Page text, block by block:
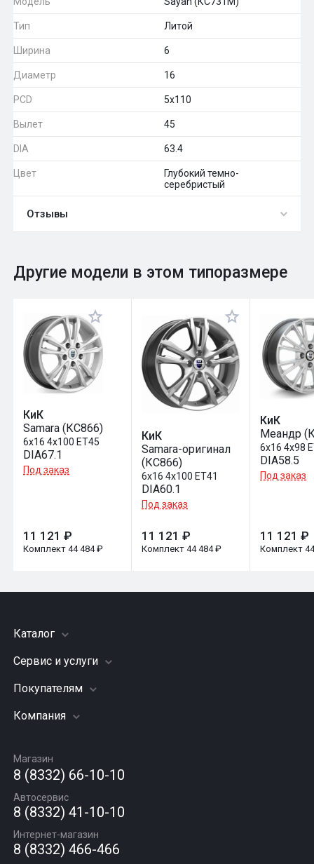
Тип Литой
Ширина 6
Диаметр 16
PCD 5x110
Вылет 45
DIA 63.4
Цвет
Глубокий темно-
серебристый
Отзывы
Оставить отзыв
Общий рейтинг 0
Другие модели в этом типоразмере
КиК
Samara (КС866)
6x16 4x100 ET45
DIA67.1
Под заказ
11 121 ₽
Комплект 44 484 ₽
КиК
Samara-оригинал
(КС866)
6x16 4x100 ET41
DIA60.1
Под заказ
11 121 ₽
Комплект 44 484 ₽
КиК
Меандр
6x16 4x98
DIA58.5
Под заказ
11 121 ₽
Комплект
Каталог
Шины
Грузовые шины
Диски
Автомасла
Сервис и услуги
Заправка кондиционера
Подвеска (ходовая часть)
Шиномонтаж
Покупателям
Акции
Гарантии и возврат
Компания
Вакансии
Новости
Статьи
Контакты
Магазин
8 (8332) 66-10-10
Автосервис
8 (8332) 41-10-10
Интернет-магазин
8 (8332) 466-466